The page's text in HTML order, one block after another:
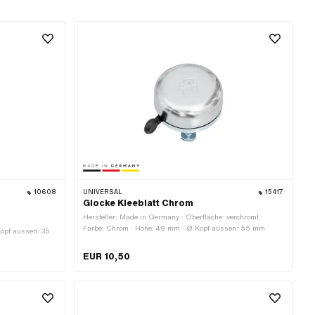
10608
aussen: 35
UNIVERSAL 15417
Glocke Kleeblatt Chrom
Hersteller: Made in Germany · Oberfläche: verchromt ·
Farbe: Chrom · Höhe: 49 mm · Ø Kopf aussen: 55 mm
EUR 10,50